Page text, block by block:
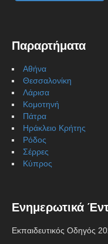
Παραρτήματα
Αθήνα
Θεσσαλονίκη
Λάρισα
Κομοτηνή
Πάτρα
Ηράκλειο Κρήτης
Ρόδος
Σέρρες
Κύπρος
Ενημερωτικά
Εκπαιδευτικός Οδηγός